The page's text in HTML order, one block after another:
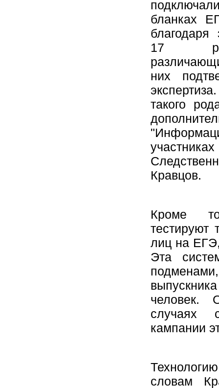
бланках
благодаря
17
них
такого
Кравцов.
Кроме
тестируют
лиц на
Эта
человек.
случаях
кампании
словам